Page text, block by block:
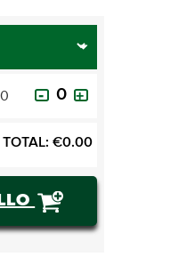
TOTAL: €0.00